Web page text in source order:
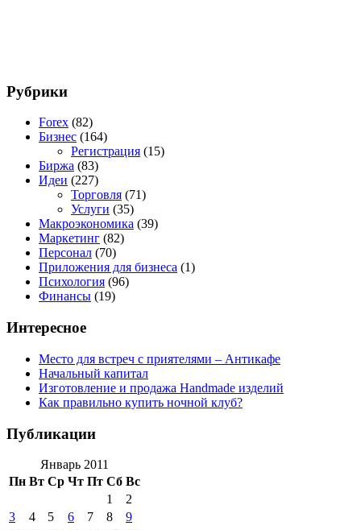
Рубрики
Forex (82)
Бизнес (164)
Регистрация (15)
Биржа (83)
Идеи (227)
Торговля (71)
Услуги (35)
Макроэкономика (39)
Маркетинг (82)
Персонал (70)
Приложения для бизнеса (1)
Психология (96)
Финансы (19)
Интересное
Место для встреч с приятелями – Антикафе
Начальный капитал
Изготовление и продажа Handmade изделий
Как правильно купить ночной клуб?
Публикации
Январь 2011
Пн Вт Ср Чт Пт Сб Вс
1
2
3
4 5 6 7 8
9